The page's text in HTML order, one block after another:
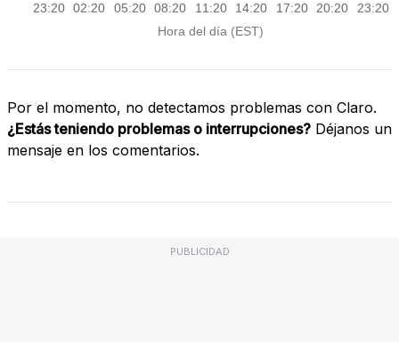
Por el momento, no detectamos problemas con Claro.
¿Estás teniendo problemas o interrupciones? Déjanos un
mensaje en los comentarios.
PUBLICIDAD